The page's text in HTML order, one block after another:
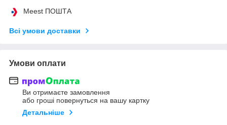
Meest ПОШТА
Всі умови доставки
Умови оплати
Ви отримаєте замовлення
або гроші повернуться на вашу картку
Детальніше